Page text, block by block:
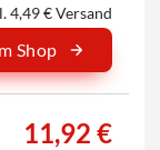
4,49 € Versand
Shop
11,92 €